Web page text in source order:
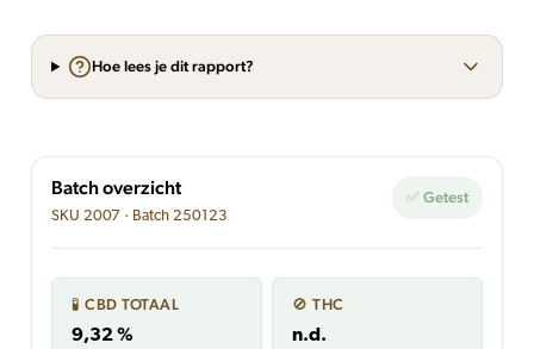
Hoe lees je dit rapport?
Batch overzicht
SKU 2007 · Batch 250123
✅ Getest
🧪 CBD TOTAAL
9,32 %
🚫 THC
n.d.